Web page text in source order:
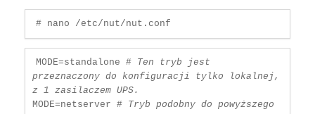
# nano /etc/nut/nut.conf
MODE=standalone # Ten tryb jest
przeznaczony do konfiguracji tylko lokalnej,
z 1 zasilaczem UPS.
MODE=netserver # Tryb podobny do powyższego